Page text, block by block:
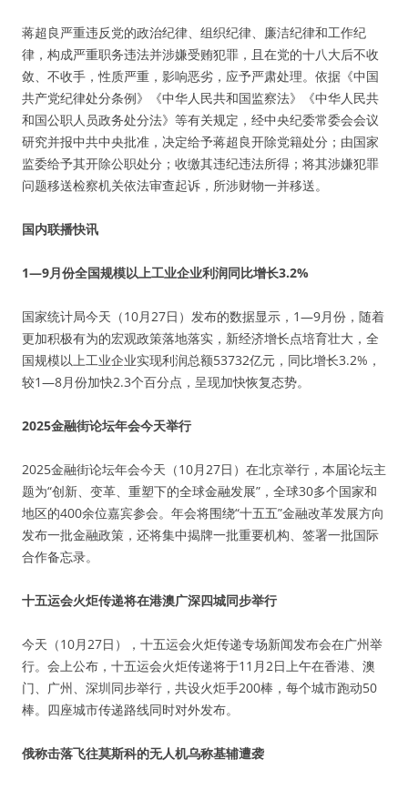
蒋超良严重违反党的政治纪律、组织纪律、廉洁纪律和工作纪
律，构成严重职务违法并涉嫌受贿犯罪，且在党的十八大后不收
敛、不收手，性质严重，影响恶劣，应予严肃处理。依据《中国
共产党纪律处分条例》《中华人民共和国监察法》《中华人民共
和国公职人员政务处分法》等有关规定，经中央纪委常委会会议
研究并报中共中央批准，决定给予蒋超良开除党籍处分；由国家
监委给予其开除公职处分；收缴其违纪违法所得；将其涉嫌犯罪
问题移送检察机关依法审查起诉，所涉财物一并移送。
国内联播快讯
1—9月份全国规模以上工业企业利润同比增长3.2%
国家统计局今天（10月27日）发布的数据显示，1—9月份，随着
更加积极有为的宏观政策落地落实，新经济增长点培育壮大，全
国规模以上工业企业实现利润总额53732亿元，同比增长3.2%，
较1—8月份加快2.3个百分点，呈现加快恢复态势。
2025金融街论坛年会今天举行
2025金融街论坛年会今天（10月27日）在北京举行，本届论坛主
题为“创新、变革、重塑下的全球金融发展”，全球30多个国家和
地区的400余位嘉宾参会。年会将围绕“十五五”金融改革发展方向
发布一批金融政策，还将集中揭牌一批重要机构、签署一批国际
合作备忘录。
十五运会火炬传递将在港澳广深四城同步举行
今天（10月27日），十五运会火炬传递专场新闻发布会在广州举
行。会上公布，十五运会火炬传递将于11月2日上午在香港、澳
门、广州、深圳同步举行，共设火炬手200棒，每个城市跑动50
棒。四座城市传递路线同时对外发布。
俄称击落飞往莫斯科的无人机乌称基辅遭袭